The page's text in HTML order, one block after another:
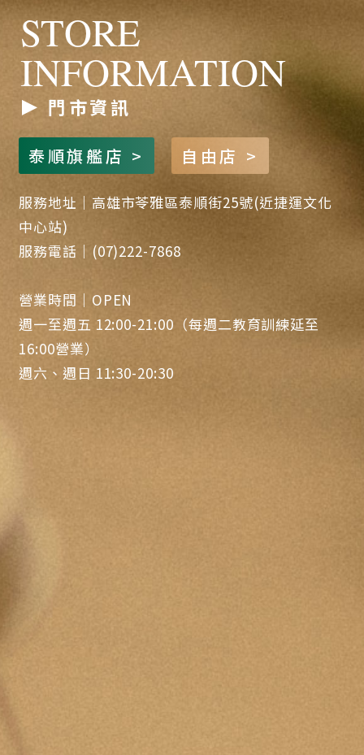
泰順旗艦店 >
STORE
INFORMATION
門市資訊
自由店 >
服務地址｜高雄市苓雅區泰順街25號(近捷運文化
中心站)
服務電話｜(07)222-7868
營業時間｜OPEN
週一至週五 12:00-21:00（每週二教育訓練延至
16:00營業）
週六、週日 11:30-20:30